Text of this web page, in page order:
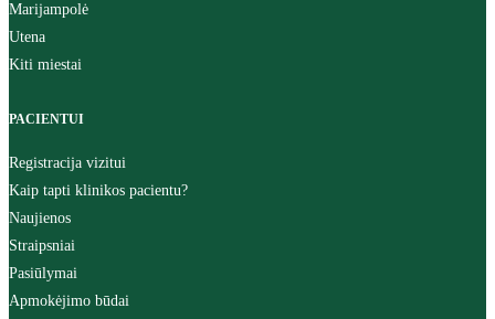
Marijampolė
Utena
Kiti miestai
PACIENTUI
Registracija vizitui
Kaip tapti klinikos pacientu?
Naujienos
Straipsniai
Pasiūlymai
Apmokėjimo būdai